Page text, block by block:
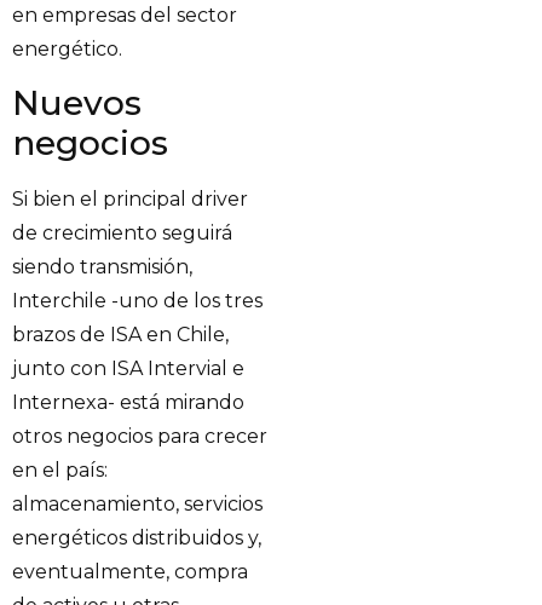
en empresas del sector
energético.
Nuevos
negocios
Si bien el principal driver
de crecimiento seguirá
siendo transmisión,
Interchile -uno de los tres
brazos de ISA en Chile,
junto con ISA Intervial e
Internexa- está mirando
otros negocios para crecer
en el país:
almacenamiento, servicios
energéticos distribuidos y,
eventualmente, compra